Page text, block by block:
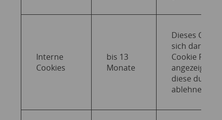
Interne
Cookies
bis 13
Monate
Dieses
sich daran,
Cookie
angezeigt
diese durch
ablehnen